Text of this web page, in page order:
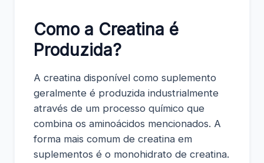
Como a Creatina é
Produzida?
A creatina disponível como suplemento
geralmente é produzida industrialmente
através de um processo químico que
combina os aminoácidos mencionados. A
forma mais comum de creatina em
suplementos é o monohidrato de creatina.